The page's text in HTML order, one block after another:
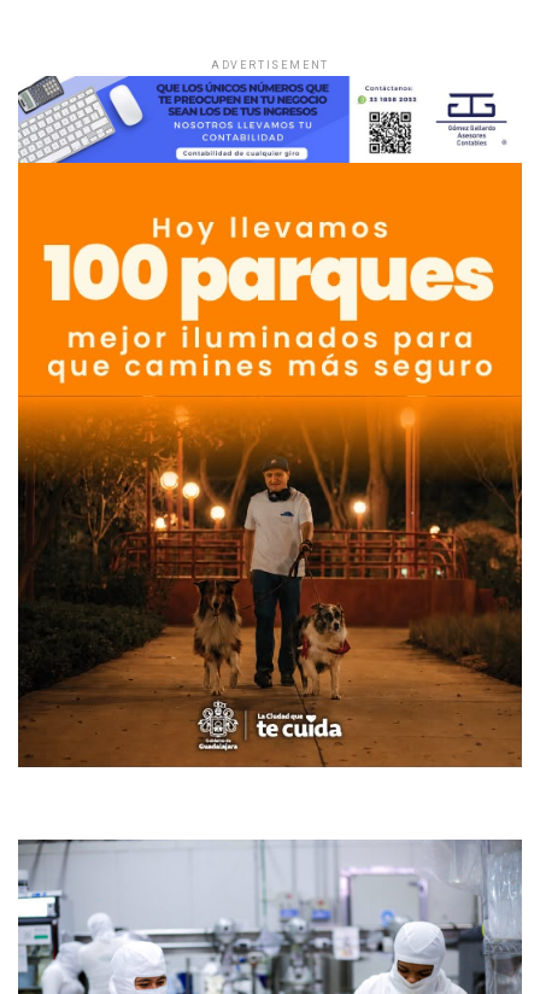
ADVERTISEMENT